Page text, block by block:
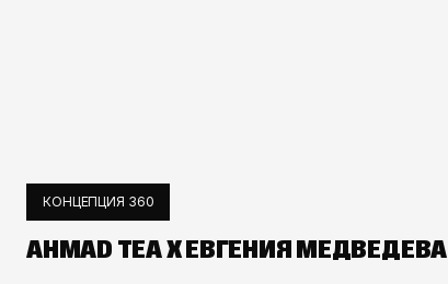
КОНЦЕПЦИЯ 360
AHMAD TEA X ЕВГЕНИЯ МЕДВЕДЕВА